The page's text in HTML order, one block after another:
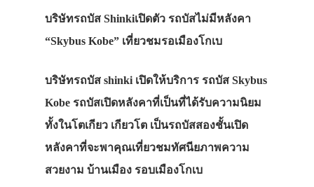
บริษัทรถบัส Shinkiเปิดตัว รถบัสไม่มีหลังคา
“Skybus Kobe” เที่ยวชมรอเมืองโกเบ
บริษัทรถบัส shinki เปิดให้บริการ รถบัส Skybus
Kobe รถบัสเปิดหลังคาที่เป็นที่ได้รับความนิยม
ทั้งในโตเกียว เกียวโต เป็นรถบัสสองชั้นเปิด
หลังคาที่จะพาคุณเที่ยวชมทัศนียภาพความ
สวยงาม บ้านเมือง รอบเมืองโกเบ